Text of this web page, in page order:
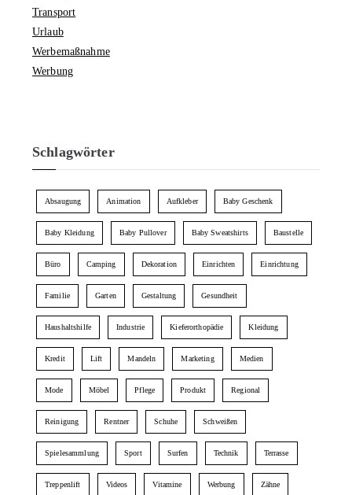
Transport
Urlaub
Werbemaßnahme
Werbung
Schlagwörter
Absaugung Animation Aufkleber Baby Geschenk
Baby Kleidung Baby Pullover Baby Sweatshirts Baustelle
Büro Camping Dekoration Einrichten Einrichtung
Familie Garten Gestaltung Gesundheit
Haushaltshilfe Industrie Kieferorthopädie Kleidung
Kredit Lift Mandeln Marketing Medien
Mode Möbel Pflege Produkt Regional
Reinigung Rentner Schuhe Schweißen
Spielesammlung Sport Surfen Technik Terrasse
Treppenlift Videos Vitamine Werbung Zähne